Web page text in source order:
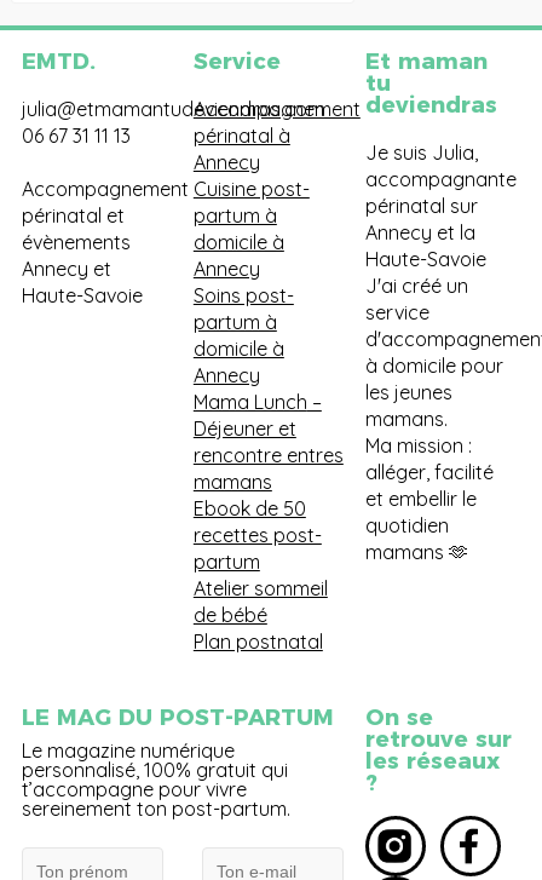
EMTD.
julia@etmamantudeviendras.com
06 67 31 11 13
Accompagnement
périnatal et
évènements
Annecy et
Haute-Savoie
Service
Accompagnement
périnatal à
Annecy
Cuisine post-
partum à
domicile à
Annecy
Soins post-
partum à
domicile à
Annecy
Mama Lunch –
Déjeuner et
rencontre entres
mamans
Ebook de 50
recettes post-
partum
Atelier sommeil
de bébé
Plan postnatal
Et maman
tu
deviendras
Je suis Julia,
accompagnante
périnatal sur
Annecy et la
Haute-Savoie
J'ai créé un
service
à domicile pour
les jeunes
mamans.
Ma mission :
alléger, facilité
et embellir le
quotidien
mamans 🫶
LE MAG DU POST-PARTUM
Le magazine numérique
personnalisé, 100% gratuit qui
t’accompagne pour vivre
sereinement ton post-partum.
On se
retrouve sur
les réseaux
?